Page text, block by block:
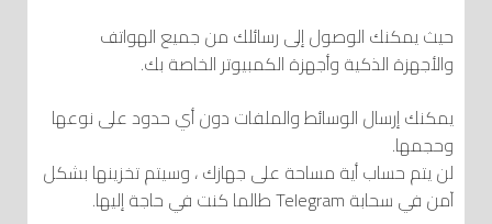
حيث يمكنك الوصول إلى رسائلك من جميع الهواتف
والأجهزة الذكية وأجهزة الكمبيوتر الخاصة بك.
يمكنك إرسال الوسائط والملفات دون أي حدود على نوعها
وحجمها.
لن يتم حساب أية مساحة على جهازك ، وسيتم تخزينها بشكل
آمن في سحابة Telegram طالما كنت في حاجة إليها.